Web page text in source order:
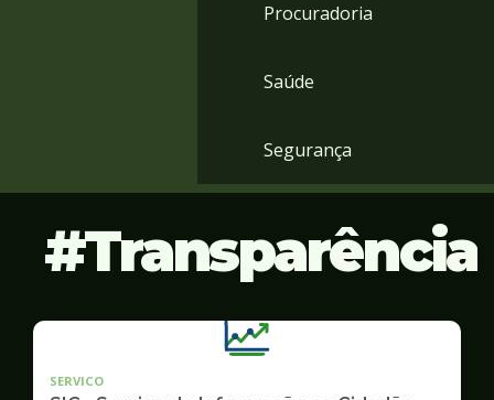
Procuradoria
Saúde
Segurança
Transparência
SERVICO